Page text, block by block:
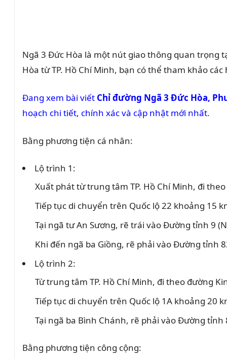
Ngã 3 Đức Hòa là một nút giao thông quan trọng
Hòa từ TP. Hồ Chí Minh, bạn có thể tham khảo
Đang xem bài viết Chỉ đường Ngã 3 Đức Hòa,
hoạch chi tiết, chính xác và cập nhật mới nhất.
Bằng phương tiện cá nhân:
Lộ trình 1:
Xuất phát từ trung tâm TP. Hồ Chí Minh, đi
Tiếp tục di chuyển trên Quốc lộ 22 khoảng 15
Tại ngã tư An Sương, rẽ trái vào Đường tỉnh 9
Khi đến ngã ba Giồng, rẽ phải vào Đường tỉnh
Lộ trình 2:
Từ trung tâm TP. Hồ Chí Minh, đi theo đường
Tiếp tục di chuyển trên Quốc lộ 1A khoảng 20
Tại ngã ba Bình Chánh, rẽ phải vào Đường
Bằng phương tiện công cộng: